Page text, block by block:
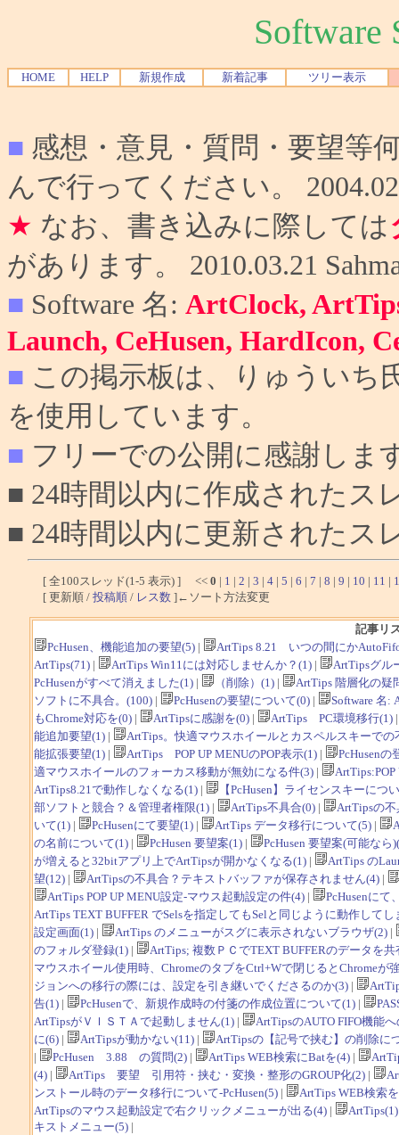
Software
HOME HELP 新規作成 新着記事 ツリー表示
■ 感想・意見・質問・要望等
んで行ってください。
★ なお、書き込みに際しては
があります。 2010.03.21
■ Software 名: ArtClock,
Launch, CeHusen, HardIcon,
■ この掲示板は、りゅういち
を使用しています。
■ フリーでの公開に感謝しま
■ 24時間以内に作成されたス
■ 24時間以内に更新されたス
[ 全100スレッド(1-5 表示) ] << 0 | 1 | 2 | 3 | 4 | 5 | 6 | 7 | 8 | 9 | 10 | 11 |
[ 更新順 / 投稿順 / レス数 ]←ソート方法変更
記事リ
PcHusen、機能追加の要望(5)|
ArtTips 8.21 いつの間にか
ArtTips(71)| ArtTips Win11には対応しませんか？(1)|
ArtTipsグル
PcHusenがすべて消えました(1)| （削除）(1)|
ArtTips 階層化の疑
ソフトに不具合。(100)| PcHusenの要望について(0)|
Software 名:
もChrome対応を(0)| ArtTipsに感謝を(0)| ArtTips PC環境移行(1)
能追加要望(1)|
ArtTips。快適マウスホイールとカスペルスキーでの
能拡張要望(1)| ArtTips POP UP MENUのPOP表示(1)|
PcHusenの
適マウスホイールのフォーカス移動が無効になる件(3)|
ArtTips8.21で動作しなくなる(1)|
【PcHusen】ライセンスキーにつ
部ソフトと競合？＆管理者権限(1)| ArtTips不具合(0)|
ArtTipsの不
いて(1)| PcHusenにて要望(1)| ArtTips データ移行について(5)|
の名前について(1)| PcHusen 要望案(1)|
PcHusen 要望案(可能なら
が増えると32bitアプリ上でArtTipsが開かなくなる(1)|
ArtTips の
望(12)| ArtTipsの不具合？テキストバッファが保存されません(4)|
ArtTips POP UP MENU設定-マウス起動設定の件(4)|
PcHusenにて
ArtTips TEXT BUFFER でSelsを指定してもSelと同じように動作してし
設定画面(1)| ArtTips のメニューがスグに表示されないブラウザ(2)|
のフォルダ登録(1)|
ArtTips; 複数ＰＣでTEXT BUFFERのデータを
マウスホイール使用時、ChromeのタブをCtrl+Wで閉じるとChromeが
ジョンへの移行の際には、設定を引き継いでくださるのか(3)|
告(1)| PcHusenで、新規作成時の付箋の作成位置について(1)|
ArtTipsがＶＩＳＴＡで起動しません(1)|
ArtTipsのAUTO FIFO機能
に(6)| ArtTipsが動かない(11)|
ArtTipsの【記号で挟む】の削除に
|
PcHusen 3.88 の質問(2)| ArtTips WEB検索にBatを(4)|
(4)| ArtTips 要望 引用符・挟む・変換・整形のGROUP化(2)|
ンストール時のデータ移行について-PcHusen(5)|
ArtTips WEB検索
ArtTipsのマウス起動設定で右クリックメニューが出る(4)| ArtTips(1)
キストメニュー(5)|